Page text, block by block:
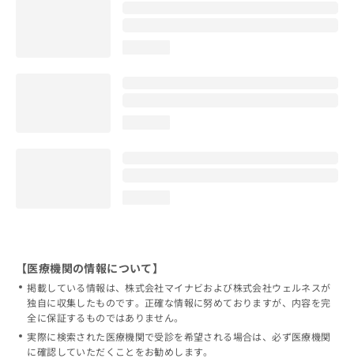
【医療機関の情報について】
掲載している情報は、株式会社マイナビおよび株式会社ウェルネスが
独自に収集したものです。正確な情報に努めておりますが、内容を完
全に保証するものではありません。
実際に検索された医療機関で受診を希望される場合は、必ず医療機関
に確認していただくことをお勧めします。